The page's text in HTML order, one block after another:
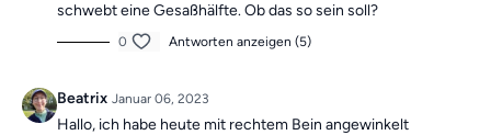
schwebt eine Gesaßhälfte. Ob das so sein soll?
0 Antworten anzeigen (5)
Beatrix Januar 06, 2023
Hallo, ich habe heute mit rechtem Bein angewinkelt